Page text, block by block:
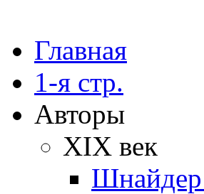
Главная
1-я стр.
Авторы
XIX век